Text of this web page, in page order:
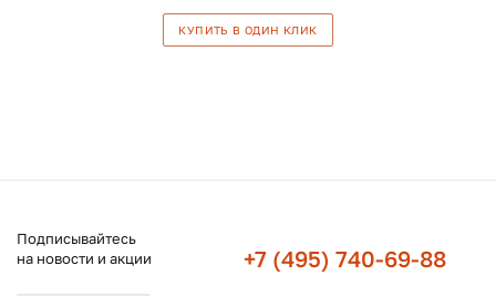
КУПИТЬ В ОДИН КЛИК
Подписывайтесь
на новости и акции
+7 (495) 740-69-88